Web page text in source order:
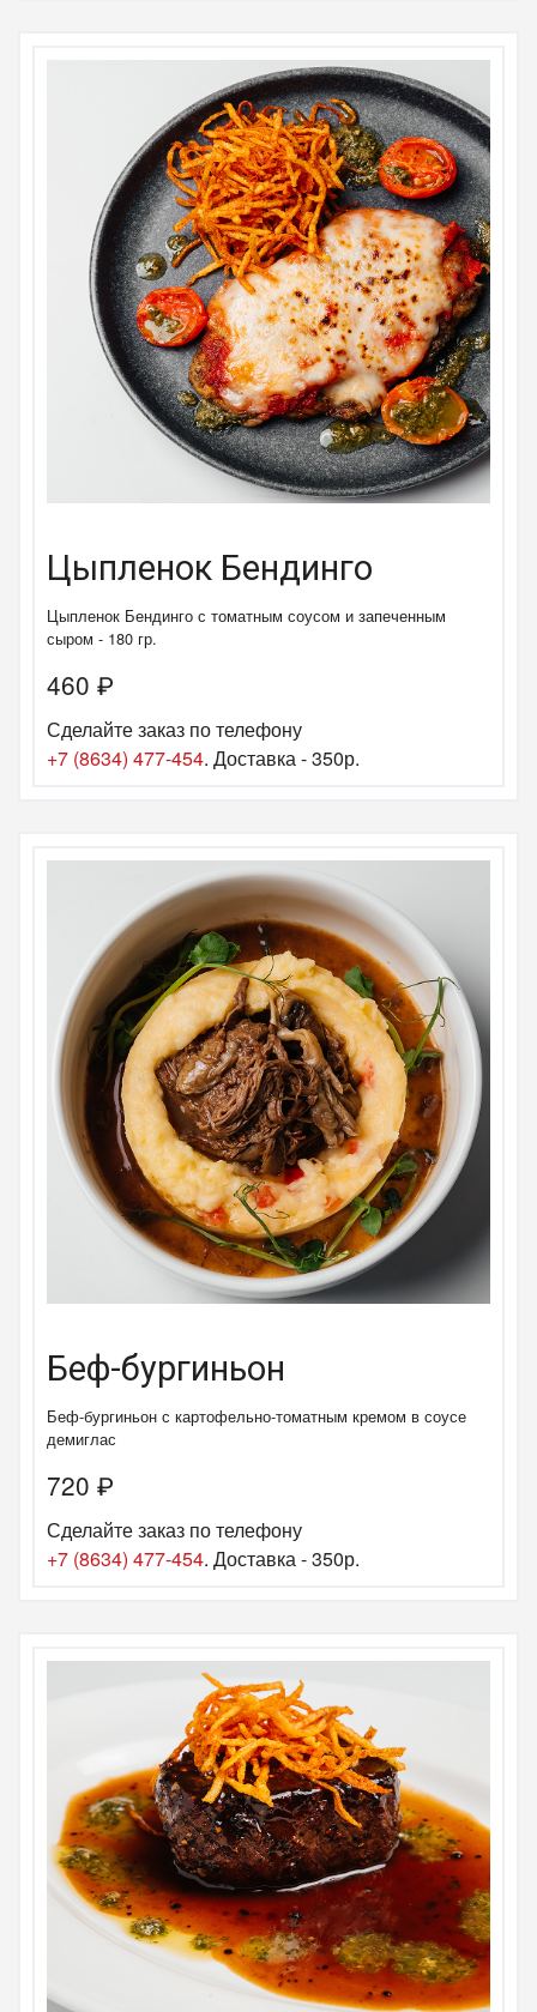
Цыпленок Бендинго
Цыпленок Бендинго с томатным соусом и запеченным
сыром - 180 гр.
460 ₽
Сделайте заказ по телефону
+7 (8634) 477-454. Доставка - 350р.
Беф-бургиньон
Беф-бургиньон с картофельно-томатным кремом в соусе
демиглас
720 ₽
Сделайте заказ по телефону
+7 (8634) 477-454. Доставка - 350р.